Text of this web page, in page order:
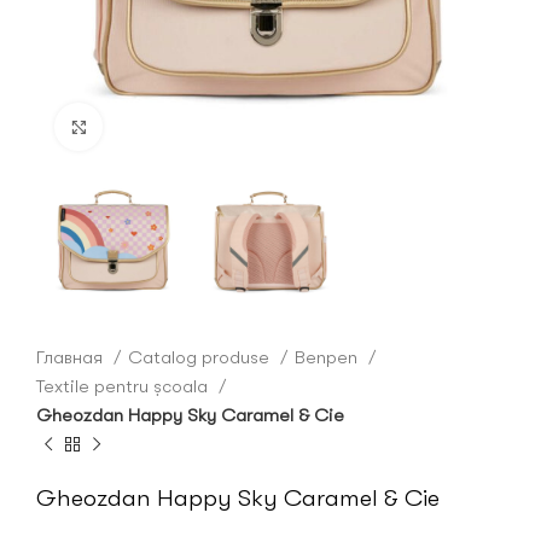
Главная Catalog produse
Benpen
Textile pentru școala
Gheozdan Happy Sky Caramel & Cie
Gheozdan Happy Sky Caramel & Cie